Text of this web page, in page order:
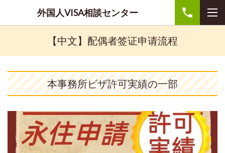
外国人VISA相談センター
【中文】配偶者签证申请流程
本事務所ビザ許可実績の一部